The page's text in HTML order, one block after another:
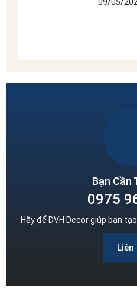
Bạn Cần
0975
Hãy để DVH Decor giúp bạn
Liên